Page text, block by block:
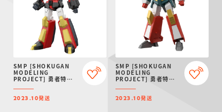
ズ
ガンダムシリーズ アンパンマン たまご
にふぉるめーしょん
＆スクエアシール
ポケモンスケールワ
ールド
SMP [SHOKUGAN
MODELING
PROJECT] 勇者特急
レミアムバンダイ限
定】
2023.10発送
SMP [SHOKUGAN
MODELING
PROJECT] 勇者特急
ンナー【プレミアムバ
ンダイ限定】
2023.10発送